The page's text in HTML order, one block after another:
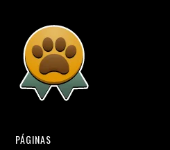
PÁGINAS